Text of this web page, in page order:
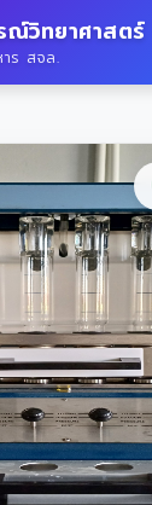
ณ์วิทยาศาสตร์
ร สจล.